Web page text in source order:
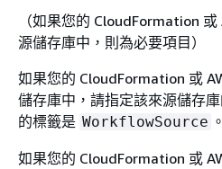
（如果您的 CloudFormation
源儲存庫中，則為必要項目）
如果您的 CloudFormation 或
儲存庫中，請指定該來源儲存
的標籤是 WorkflowSource 。
如果您的 CloudFormation 或